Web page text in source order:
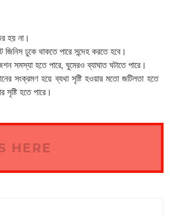
হয় না।
ঢুকে থাকতে পারে সন্দেহ করতে হবে।
সমস্যা হতে পারে, ঘুমেরও ব্যাঘাত ঘটাতে পারে।
সংক্রমণ হয়ে ব্যথা সৃষ্টি হওয়ার মতো জটিলতা হতে
হতে পারে।
HERE